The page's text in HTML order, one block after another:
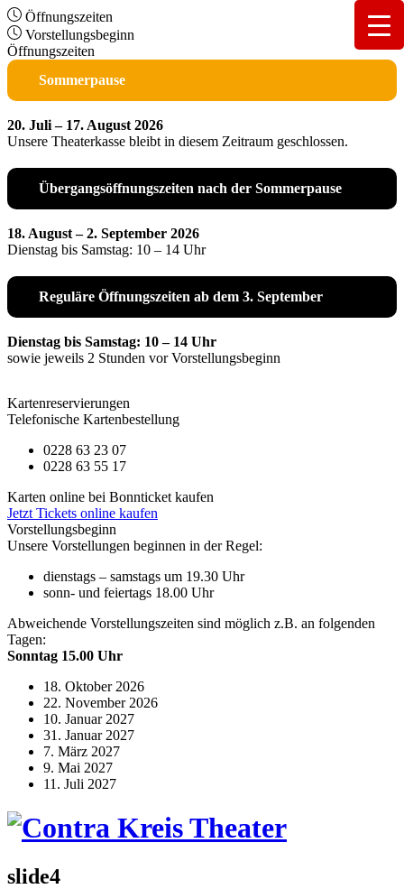
Öffnungszeiten
Vorstellungsbeginn
Öffnungszeiten
Sommerpause
20. Juli – 17. August 2026
Unsere Theaterkasse bleibt in diesem Zeitraum geschlossen.
Übergangsöffnungszeiten nach der Sommerpause
18. August – 2. September 2026
Dienstag bis Samstag: 10 – 14 Uhr
Reguläre Öffnungszeiten ab dem 3. September
Dienstag bis Samstag: 10 – 14 Uhr
sowie jeweils 2 Stunden vor Vorstellungsbeginn
Kartenreservierungen
Telefonische Kartenbestellung
0228 63 23 07
0228 63 55 17
Karten online bei Bonnticket kaufen
Jetzt Tickets online kaufen
Vorstellungsbeginn
Unsere Vorstellungen beginnen in der Regel:
dienstags – samstags um 19.30 Uhr
sonn- und feiertags 18.00 Uhr
Abweichende Vorstellungszeiten sind möglich z.B. an folgenden
Tagen:
Sonntag 15.00 Uhr
18. Oktober 2026
22. November 2026
10. Januar 2027
31. Januar 2027
7. März 2027
9. Mai 2027
11. Juli 2027
slide4